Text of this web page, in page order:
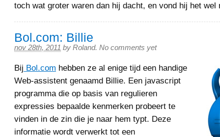
toch wat groter waren dan hij dacht, en vond hij het wel
Bol.com: Billie
nov 28th, 2011 by Roland. No comments yet
Bij Bol.com hebben ze al enige tijd een handige
Web-assistent genaamd Billie. Een javascript
programma die op basis van regulieren
expressies bepaalde kenmerken probeert te
vinden in de zin die je naar hem typt. Deze
informatie wordt verwerkt tot een